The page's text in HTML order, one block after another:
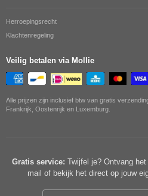
Herroepingsrecht
Klachtenregeling
Veilig betalen via Mollie
Alle prijzen zijn inclusief btw van gratis
Frankrijk, Oostenrijk en Luxemburg.
Gratis service: Twijfel je? Ontvang
mail of bekijk het direct op jouw